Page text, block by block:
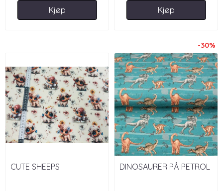
Kjøp Kjøp
CUTE SHEEPS
-30%
DINOSAURER PÅ PETROL